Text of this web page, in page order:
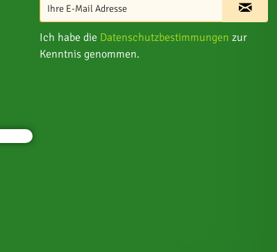
Ich habe die Datenschutzbestimmungen zur
Kenntnis genommen.